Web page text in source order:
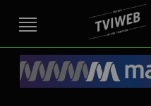
STREET TG CRONACA
AREA BERICA
EDITORIALE ITALIA E MONDO
SPORT
IL GRAFFIO FOOD & DRINK